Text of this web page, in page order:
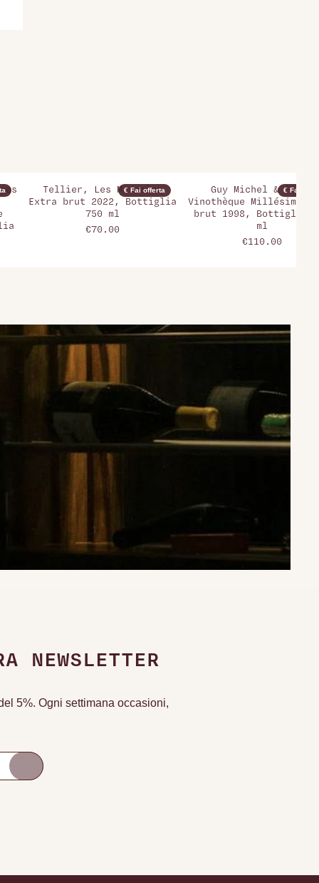
€ Fai offerta
Tellier, Les Massales
Extra brut 2022, Bottiglia
750 ml
€70.00
€ Fai
Guy Michel & Fils,
Vinothèque Millésime
brut 1998, Bottiglia
ml
€110.00
NEWSLETTER
5%. Ogni settimana occasioni,